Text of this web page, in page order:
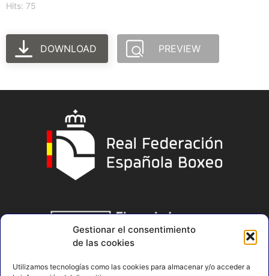
Gestionar el consentimiento
de las cookies
Utilizamos tecnologías como las cookies para almacenar y/o acceder a
Hits: 75
DOWNLOAD PREVIEW